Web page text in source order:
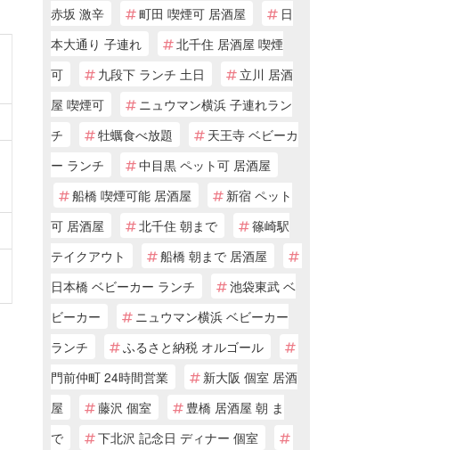
赤坂 激辛
町田 喫煙可 居酒屋
日
本大通り 子連れ
北千住 居酒屋 喫煙
可
九段下 ランチ 土日
立川 居酒
屋 喫煙可
ニュウマン横浜 子連れラン
チ
牡蠣食べ放題
天王寺 ベビーカ
ー ランチ
中目黒 ペット可 居酒屋
船橋 喫煙可能 居酒屋
新宿 ペット
可 居酒屋
北千住 朝まで
篠崎駅
テイクアウト
船橋 朝まで 居酒屋
日本橋 ベビーカー ランチ
池袋東武 ベ
ビーカー
ニュウマン横浜 ベビーカー
ランチ
ふるさと納税 オルゴール
門前仲町 24時間営業
新大阪 個室 居酒
屋
藤沢 個室
豊橋 居酒屋 朝 ま
で
下北沢 記念日 ディナー 個室